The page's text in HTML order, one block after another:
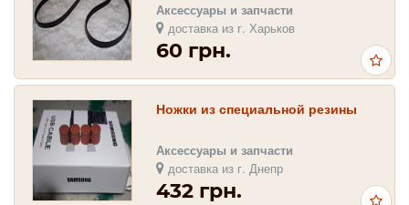
Аксессуары и запчасти
доставка из г. Харьков
60 грн.
Ножки из специальной резины
Аксессуары и запчасти
доставка из г. Днепр
432 грн.